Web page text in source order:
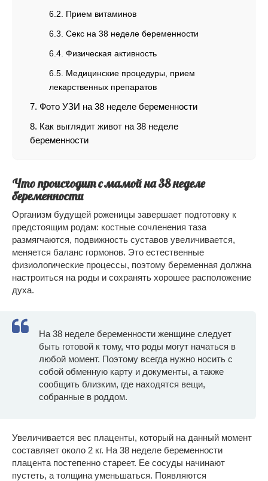
Прием витаминов
Секс на 38 неделе беременности
Физическая активность
Медицинские процедуры, прием
лекарственных препаратов
Фото УЗИ на 38 неделе беременности
Как выглядит живот на 38 неделе
беременности
Что происходит с мамой на 38 неделе
беременности
Организм будущей роженицы завершает подготовку к
предстоящим родам: костные сочленения таза
размягчаются, подвижность суставов увеличивается,
меняется баланс гормонов. Это естественные
физиологические процессы, поэтому беременная должна
настроиться на роды и сохранять хорошее расположение
духа.
На 38 неделе беременности женщине следует
быть готовой к тому, что роды могут начаться в
любой момент. Поэтому всегда нужно носить с
собой обменную карту и документы, а также
сообщить близким, где находятся вещи,
собранные в роддом.
Увеличивается вес плаценты, который на данный момент
составляет около 2 кг. На 38 неделе беременности
плацента постепенно стареет. Ее сосуды начинают
пустеть, а толщина уменьшаться. Появляются